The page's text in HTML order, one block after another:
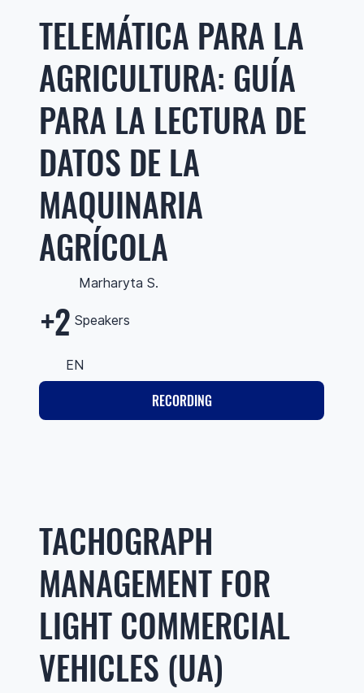
TELEMÁTICA PARA LA
AGRICULTURA: GUÍA
PARA LA LECTURA DE
DATOS DE LA
MAQUINARIA
AGRÍCOLA
Marharyta S.
+2 Speakers
EN
RECORDING
TACHOGRAPH
MANAGEMENT FOR
LIGHT COMMERCIAL
VEHICLES (UA)